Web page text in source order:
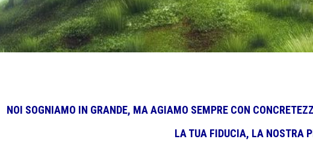
NOI SOGNIAMO IN GRANDE, MA AGIAMO SEMPRE CON
LA TUA FIDUCIA, LA NOSTRA